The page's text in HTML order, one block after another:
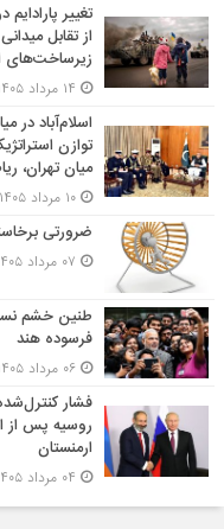
تغییر پارادایم
از تقابل
زیرساخت‌های
اسلام‌آباد در
توازن
میان تهران،
ضرورتی
طنین خشم
فرسوده هند
فشار
روسیه پس از
ارمنستان